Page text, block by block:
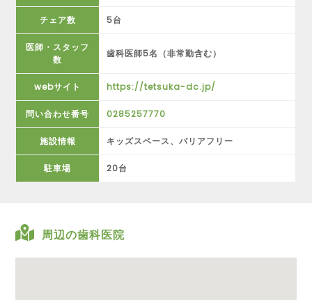
チェア数 5台
医師・スタッフ
数
歯科医師5名（非常勤含む）
webサイト https://tetsuka-dc.jp/
問い合わせ番号 0285257770
施設情報 キッズスペース、バリアフリー
駐車場 20台
周辺の歯科医院